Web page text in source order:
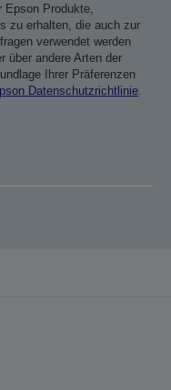
Epson Produkte,
zu erhalten, die auch zur
verwendet werden
über andere Arten der
Ihrer Präferenzen
Datenschutzrichtlinie.